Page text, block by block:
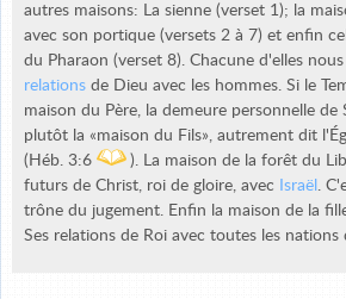
autres maisons: La sienne (verset 1); la
avec son portique (versets 2 à 7) et enfin
du Pharaon (verset 8). Chacune d'elles
relations de Dieu avec les hommes. Si le
maison du Père, la demeure personnelle de
plutôt la «maison du Fils», autrement dit
(Héb. 3:6
). La maison de la forêt du
futurs de Christ, roi de gloire, avec
Israël
.
trône du jugement. Enfin la maison de la
Ses relations de Roi avec toutes les nations